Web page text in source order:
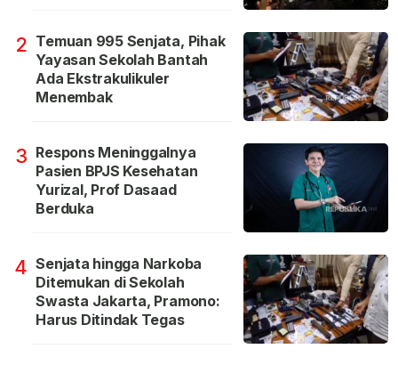
2 Temuan 995 Senjata, Pihak
Yayasan Sekolah Bantah
Ada Ekstrakulikuler
Menembak
3 Respons Meninggalnya
Pasien BPJS Kesehatan
Yurizal, Prof Dasaad
Berduka
4 Senjata hingga Narkoba
Ditemukan di Sekolah
Swasta Jakarta, Pramono:
Harus Ditindak Tegas